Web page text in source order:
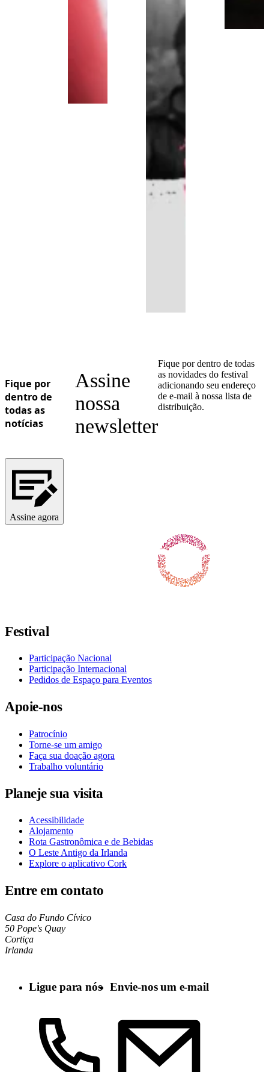
Fique por
dentro de
todas as
notícias
Assine
nossa
newsletter
Fique por dentro de todas
as novidades do festival
adicionando seu endereço
de e-mail à nossa lista de
distribuição.
Assine agora
Festival
Participação Nacional
Participação Internacional
Pedidos de Espaço para Eventos
Apoie-nos
Patrocínio
Torne-se um amigo
Faça sua doação agora
Trabalho voluntário
Planeje sua visita
Acessibilidade
Alojamento
Rota Gastronômica e de Bebidas
O Leste Antigo da Irlanda
Explore o aplicativo Cork
Entre em contato
Casa do Fundo Cívico
50 Pope's Quay
Cortiça
Irlanda
Ligue para nós Envie-nos um e-mail